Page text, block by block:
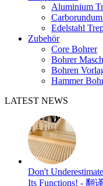
Aluminium
Edelstahl
Zubehör
Core Bohrer
Bohrer
Bohren
Hammer
LATEST NEWS
Don't
Its Functions! - 翻